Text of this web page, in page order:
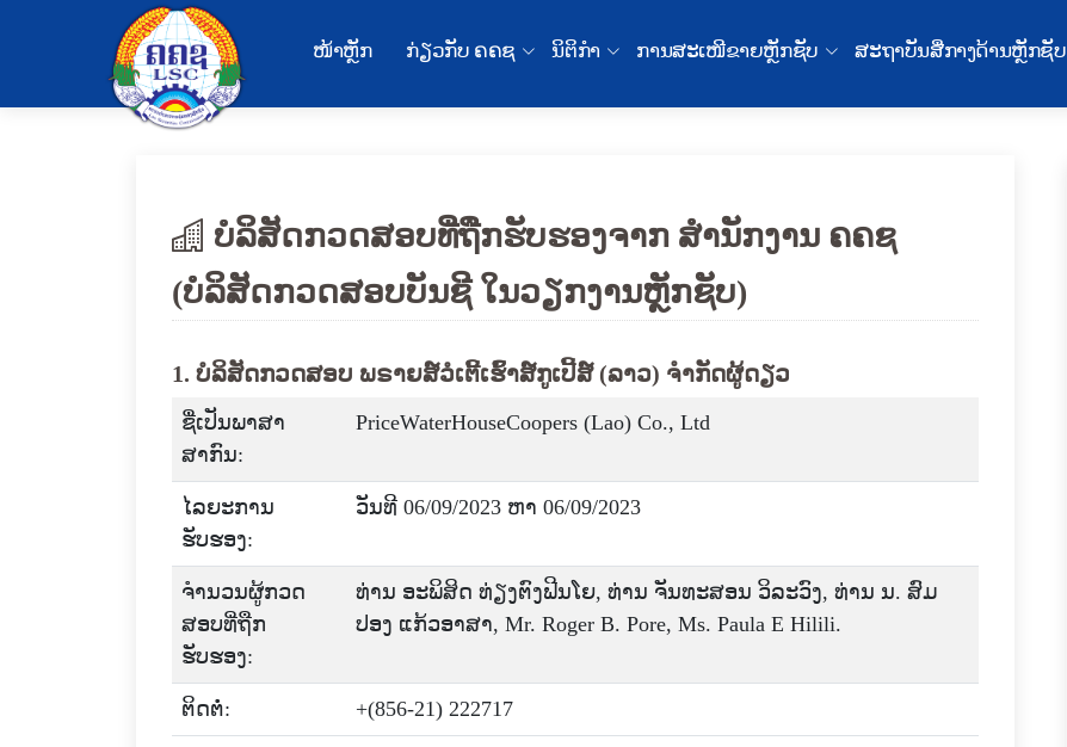
ໜ້າຫຼັກ ກ່ຽວກັບ ຄຄຊ ນິຕິກໍາ ການສະເໜີຂາຍຫຼັກຊັບ ສະຖາບັນສື່ກາງດ້ານຫຼັກຊັບ
ບໍລິສັດກວດສອບທີ່ຖືກຮັບຮອງຈາກ ສໍານັກງານ ຄຄຊ
(ບໍລິສັດກວດສອບບັນຊີ ໃນວຽກງານຫຼັກຊັບ)
1. ບໍລິສັດກວດສອບ ພຣາຍສ໌ວໍເຕີ້ເຮົ້າສ໌ກູເປີ້ສ໌ (ລາວ) ຈໍາກັດຜູ້ດຽວ
ຊື່ເປັນພາສາ
ສາກົນ:
PriceWaterHouseCoopers (Lao) Co., Ltd
ໄລຍະການ
ຮັບຮອງ:
ວັນທີ 06/09/2023 ຫາ 06/09/2023
ຈໍານວນຜູ້ກວດ
ສອບທີ່ຖືກ
ຮັບຮອງ:
ທ່ານ ອະພິສິດ ທ່ຽງຕົງຟີນໂຍ, ທ່ານ ຈັນທະສອນ ວິລະວົງ, ທ່ານ ນ. ສົມ
ປອງ ແກ້ວອາສາ, Mr. Roger B. Pore, Ms. Paula E Hilili.
ຕິດຕໍ່: +(856-21) 222717